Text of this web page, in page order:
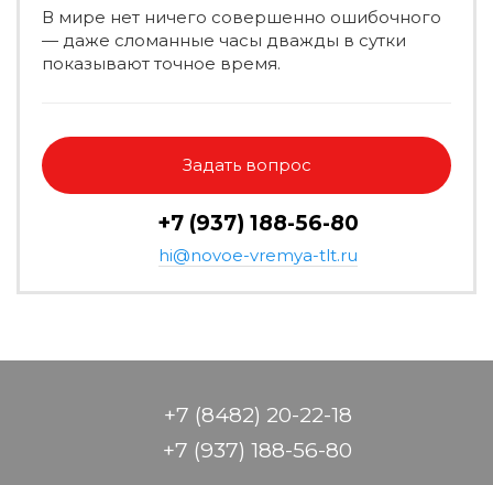
В мире нет ничего совершенно ошибочного
— даже сломанные часы дважды в сутки
показывают точное время.
Задать вопрос
+7 (937) 188-56-80
hi@novoe-vremya-tlt.ru
+7 (8482) 20-22-18
+7 (937) 188-56-80